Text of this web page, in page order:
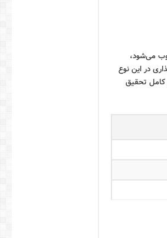
می‌شود،
در این نوع
کامل تحقیق